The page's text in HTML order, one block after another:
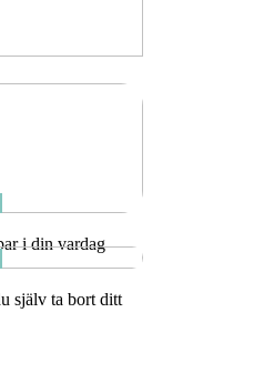
i din vardag
själv ta bort ditt